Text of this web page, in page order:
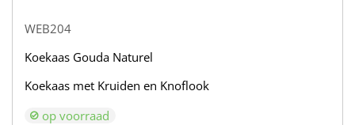
WEB204
Koekaas Gouda Naturel
Koekaas met Kruiden en Knoflook
op voorraad